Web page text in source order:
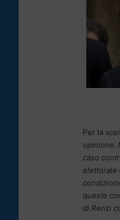
Per la
opinione.
caso
elettorale
queste
di Renzi